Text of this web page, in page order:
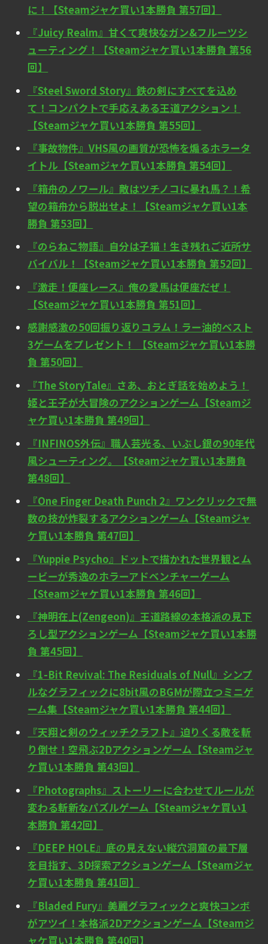
に！【Steamジャケ買い1本勝負 第57回】
『Juicy Realm』甘くて爽快なガン&フルーツシ
ューティング！【Steamジャケ買い1本勝負 第56
回】
『Steel Sword Story』鉄の剣にすべてを込め
て！コンパクトで手応えある王道アクション！
【Steamジャケ買い1本勝負 第55回】
『事故物件』VHS風の画質が恐怖を煽るホラータ
イトル【Steamジャケ買い1本勝負 第54回】
『箱舟のノワール』敵はツチノコに暴れ馬？！希
望の箱舟から脱出せよ！【Steamジャケ買い1本
勝負 第53回】
『のらねこ物語』自分は子猫！生き残れご近所サ
バイバル！【Steamジャケ買い1本勝負 第52回】
『激走！便座レース』俺の愛馬は便座だぜ！
【Steamジャケ買い1本勝負 第51回】
感謝感激の50回振り返りコラム！ラー油的ベスト
3ゲームをプレゼント！ 【Steamジャケ買い1本勝
負 第50回】
『The StoryTale』さあ、おとぎ話を始めよう！
姫と王子が大冒険のアクションゲーム【Steamジ
ャケ買い1本勝負 第49回】
『INFINOS外伝』職人芸光る、いぶし銀の90年代
風シューティング。【Steamジャケ買い1本勝負
第48回】
『One Finger Death Punch 2』ワンクリックで無
数の技が炸裂するアクションゲーム【Steamジャ
ケ買い1本勝負 第47回】
『Yuppie Psycho』ドットで描かれた世界観とム
ービーが秀逸のホラーアドベンチャーゲーム
【Steamジャケ買い1本勝負 第46回】
『神明在上(Zengeon)』王道路線の本格派の見下
ろし型アクションゲーム【Steamジャケ買い1本勝
負 第45回】
『1-Bit Revival: The Residuals of Null』シンプ
ルなグラフィックに8bit風のBGMが際立つミニゲ
ーム集【Steamジャケ買い1本勝負 第44回】
『天翔と剣のウィッチクラフト』迫りくる敵を斬
り倒せ！空飛ぶ2Dアクションゲーム【Steamジャ
ケ買い1本勝負 第43回】
『Photographs』ストーリーに合わせてルールが
変わる斬新なパズルゲーム【Steamジャケ買い1
本勝負 第42回】
『DEEP HOLE』底の見えない縦穴洞窟の最下層
を目指す、3D探索アクションゲーム【Steamジャ
ケ買い1本勝負 第41回】
『Bladed Fury』美麗グラフィックと爽快コンボ
がアツイ！本格派2Dアクションゲーム【Steamジ
ャケ買い1本勝負 第40回】